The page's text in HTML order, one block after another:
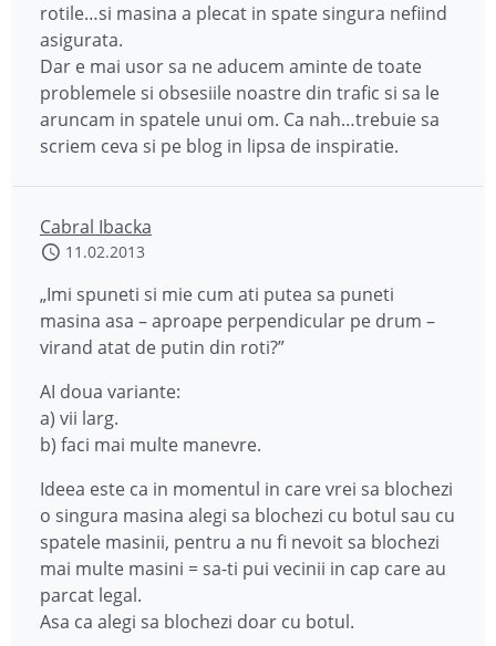
rotile…si masina a plecat in spate singura nefiind
asigurata.
Dar e mai usor sa ne aducem aminte de toate
problemele si obsesiile noastre din trafic si sa le
aruncam in spatele unui om. Ca nah…trebuie sa
scriem ceva si pe blog in lipsa de inspiratie.
Cabral Ibacka
11.02.2013
„Imi spuneti si mie cum ati putea sa puneti
masina asa – aproape perpendicular pe drum –
virand atat de putin din roti?”
AI doua variante:
a) vii larg.
b) faci mai multe manevre.
Ideea este ca in momentul in care vrei sa blochezi
o singura masina alegi sa blochezi cu botul sau cu
spatele masinii, pentru a nu fi nevoit sa blochezi
mai multe masini = sa-ti pui vecinii in cap care au
parcat legal.
Asa ca alegi sa blochezi doar cu botul.